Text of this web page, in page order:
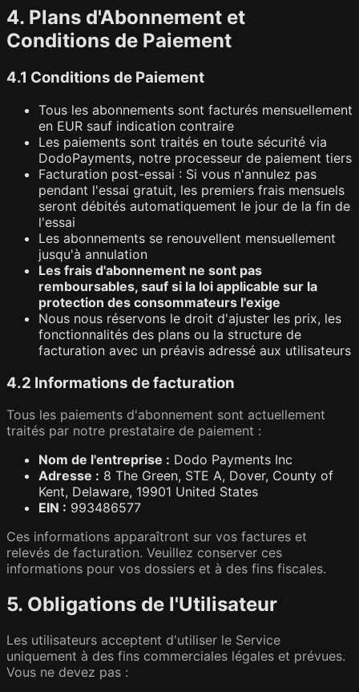
4. Plans d'Abonnement et
Conditions de Paiement
4.1 Conditions de Paiement
Tous les abonnements sont facturés mensuellement
en EUR sauf indication contraire
Les paiements sont traités en toute sécurité via
DodoPayments, notre processeur de paiement tiers
Facturation post-essai : Si vous n'annulez pas
pendant l'essai gratuit, les premiers frais mensuels
seront débités automatiquement le jour de la fin de
l'essai
Les abonnements se renouvellent mensuellement
jusqu'à annulation
Les frais d'abonnement ne sont pas
remboursables, sauf si la loi applicable sur la
protection des consommateurs l'exige
Nous nous réservons le droit d'ajuster les prix, les
fonctionnalités des plans ou la structure de
facturation avec un préavis adressé aux utilisateurs
4.2 Informations de facturation
Tous les paiements d'abonnement sont actuellement
traités par notre prestataire de paiement :
Nom de l'entreprise : Dodo Payments Inc
Adresse : 8 The Green, STE A, Dover, County of
Kent, Delaware, 19901 United States
EIN : 993486577
Ces informations apparaîtront sur vos factures et
relevés de facturation. Veuillez conserver ces
informations pour vos dossiers et à des fins fiscales.
5. Obligations de l'Utilisateur
Les utilisateurs acceptent d'utiliser le Service
uniquement à des fins commerciales légales et prévues.
Vous ne devez pas :